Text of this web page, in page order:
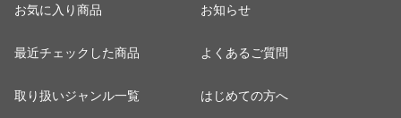
お気に入り商品
最近チェックした商品
取り扱いジャンル一覧
お知らせ
よくあるご質問
はじめての方へ